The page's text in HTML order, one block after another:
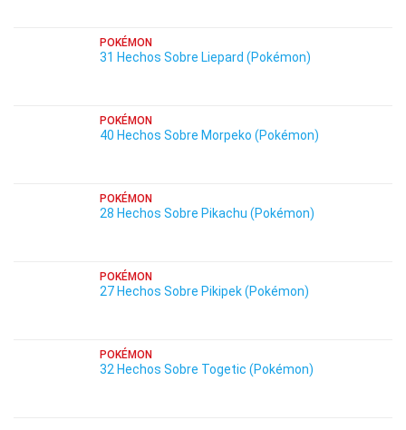
POKÉMON
31 Hechos Sobre Liepard (Pokémon)
POKÉMON
40 Hechos Sobre Morpeko (Pokémon)
POKÉMON
28 Hechos Sobre Pikachu (Pokémon)
POKÉMON
27 Hechos Sobre Pikipek (Pokémon)
POKÉMON
32 Hechos Sobre Togetic (Pokémon)